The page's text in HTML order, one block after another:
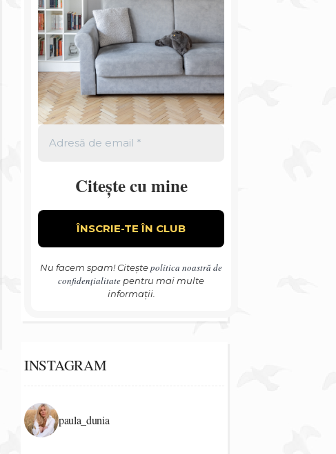
Citește cu mine
Nu facem spam! Citeștepolitica noastră de
confidențialitate pentru mai multe
informații.
INSTAGRAM
paula_dunia